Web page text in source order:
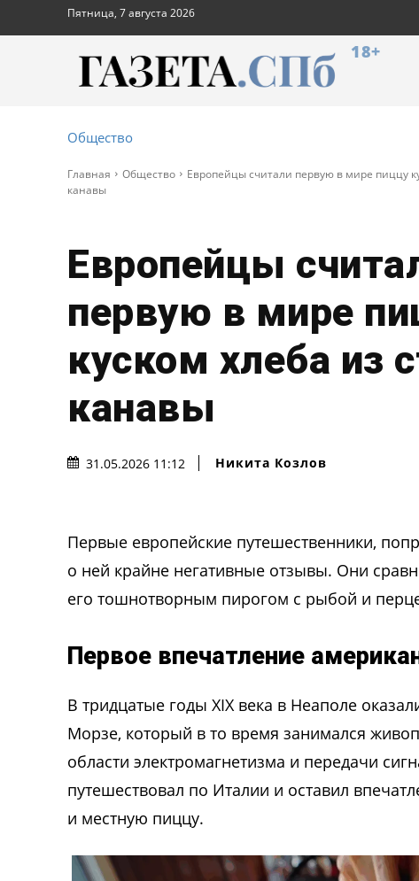
Пятница, 7 августа 2026
18+
Общество
Главная Общество
Европейцы считали первую в мире пиццу
канавы
Европейцы
первую в мире
куском хлеба из
канавы
31.05.2026 11:12 Никита Козлов
Первые европейские путешественники,
о ней крайне негативные отзывы. Они
его тошнотворным пирогом с рыбой и
Первое впечатление
В тридцатые годы XIX века в Неаполе
Морзе, который в то время занимался
области электромагнетизма и передачи
путешествовал по Италии и оставил
и местную пиццу.